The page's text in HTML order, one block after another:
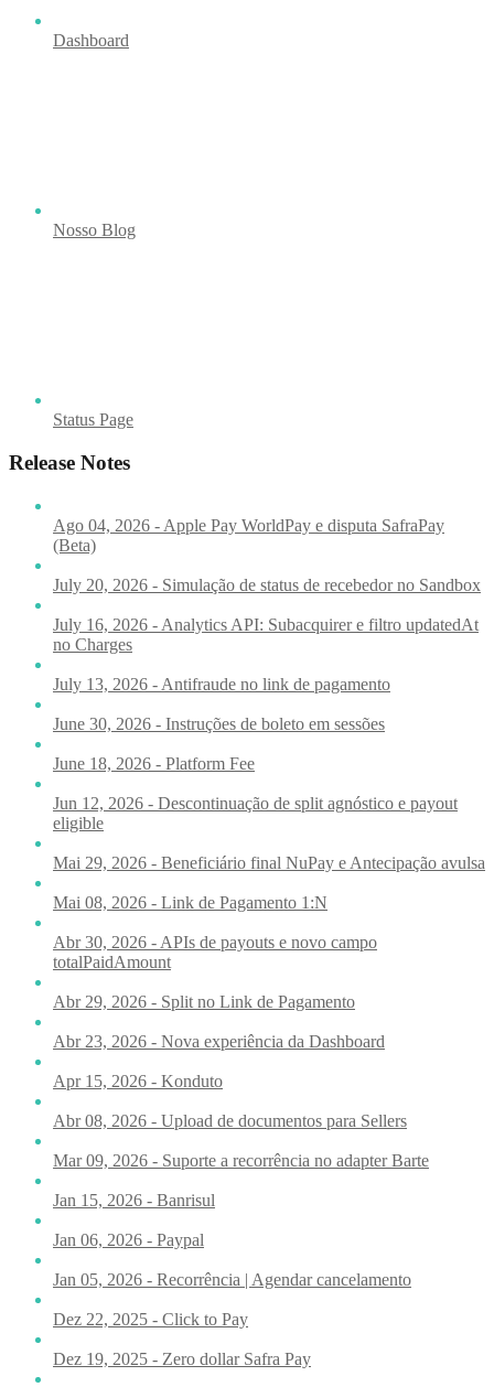
Dashboard
Nosso Blog
Status Page
Release Notes
Ago 04, 2026 - Apple Pay WorldPay e disputa SafraPay
(Beta)
July 20, 2026 - Simulação de status de recebedor no Sandbox
July 16, 2026 - Analytics API: Subacquirer e filtro updatedAt
no Charges
July 13, 2026 - Antifraude no link de pagamento
June 30, 2026 - Instruções de boleto em sessões
June 18, 2026 - Platform Fee
Jun 12, 2026 - Descontinuação de split agnóstico e payout
eligible
Mai 29, 2026 - Beneficiário final NuPay e Antecipação avulsa
Mai 08, 2026 - Link de Pagamento 1:N
Abr 30, 2026 - APIs de payouts e novo campo
totalPaidAmount
Abr 29, 2026 - Split no Link de Pagamento
Abr 23, 2026 - Nova experiência da Dashboard
Apr 15, 2026 - Konduto
Abr 08, 2026 - Upload de documentos para Sellers
Mar 09, 2026 - Suporte a recorrência no adapter Barte
Jan 15, 2026 - Banrisul
Jan 06, 2026 - Paypal
Jan 05, 2026 - Recorrência | Agendar cancelamento
Dez 22, 2025 - Click to Pay
Dez 19, 2025 - Zero dollar Safra Pay